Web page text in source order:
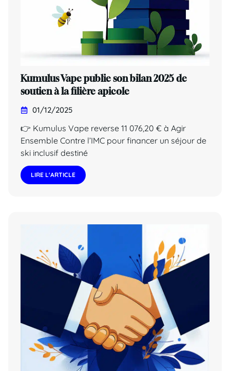
Kumulus Vape publie son bilan 2025 de
soutien à la filière apicole
01/12/2025
👉 Kumulus Vape reverse 11 076,20 € à Agir
Ensemble Contre l’IMC pour financer un séjour de
ski inclusif destiné
LIRE L'ARTICLE